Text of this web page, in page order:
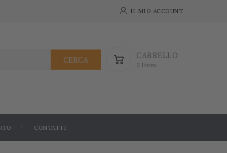
IL MIO ACCOUNT
CARRELLO
0 Item
CERCA
CONTATTI